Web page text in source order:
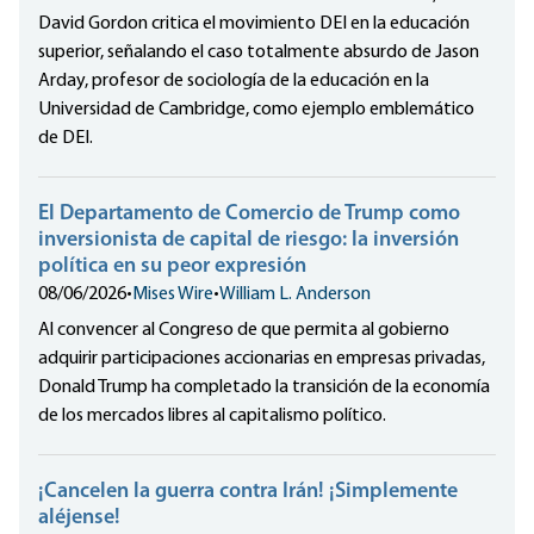
David Gordon critica el movimiento DEI en la educación
superior, señalando el caso totalmente absurdo de Jason
Arday, profesor de sociología de la educación en la
Universidad de Cambridge, como ejemplo emblemático
de DEI.
El Departamento de Comercio de Trump como
inversionista de capital de riesgo: la inversión
política en su peor expresión
08/06/2026• Mises Wire•William L. Anderson
Al convencer al Congreso de que permita al gobierno
adquirir participaciones accionarias en empresas privadas,
Donald Trump ha completado la transición de la economía
de los mercados libres al capitalismo político.
¡Cancelen la guerra contra Irán! ¡Simplemente
aléjense!